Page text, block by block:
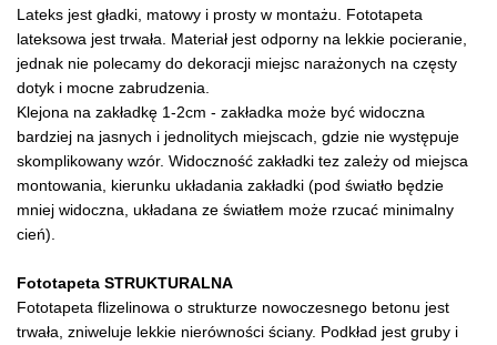
Lateks jest gładki, matowy i prosty w montażu. Fototapeta
lateksowa jest trwała. Materiał jest odporny na lekkie pocieranie,
jednak nie polecamy do dekoracji miejsc narażonych na częsty
dotyk i mocne zabrudzenia.
Klejona na zakładkę 1-2cm - zakładka może być widoczna
bardziej na jasnych i jednolitych miejscach, gdzie nie występuje
skomplikowany wzór. Widoczność zakładki tez zależy od miejsca
montowania, kierunku układania zakładki (pod światło będzie
mniej widoczna, układana ze światłem może rzucać minimalny
cień).
Fototapeta STRUKTURALNA
Fototapeta flizelinowa o strukturze nowoczesnego betonu jest
trwała, zniweluje lekkie nierówności ściany. Podkład jest gruby i